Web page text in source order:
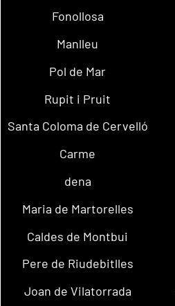
Fonollosa
Manlleu
Pol de Mar
Rupit i Pruit
Santa Coloma de Cervelló
Carme
dena
Maria de Martorelles
Caldes de Montbui
Pere de Riudebitlles
Joan de Vilatorrada